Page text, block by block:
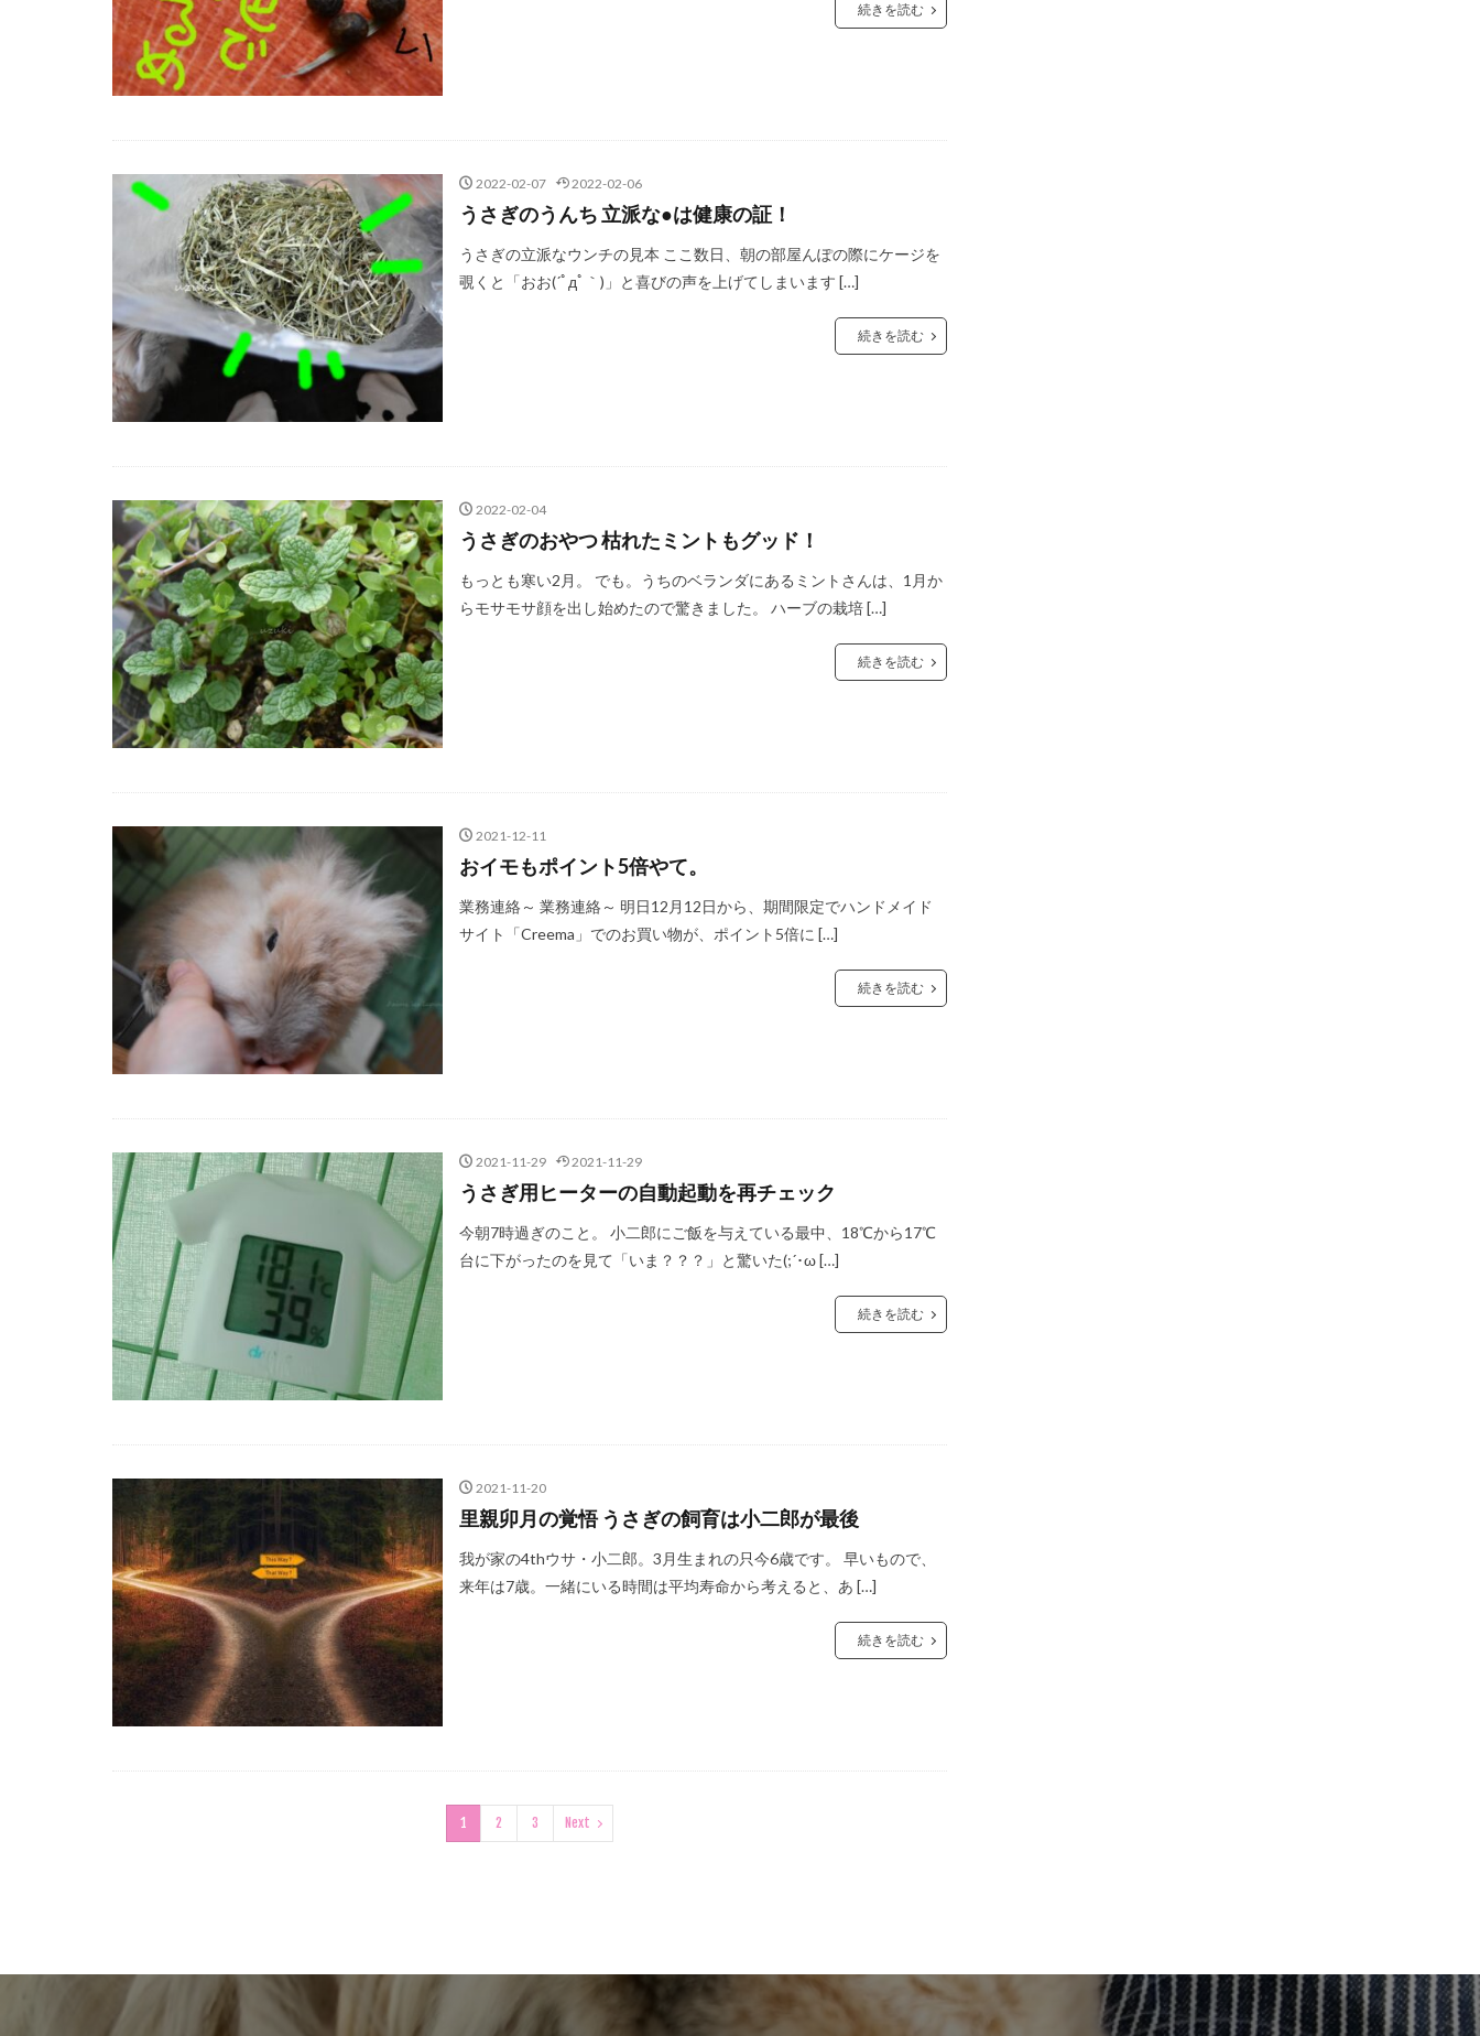
続きを読む
2022-02-07 2022-02-06
うさぎのうんち 立派な●は健康の証！
うさぎの立派なウンチの見本 ここ数日、朝の部屋んぽの際にケージを
覗くと「おお(´ﾟдﾟ｀)」と喜びの声を上げてしまいます […]
続きを読む
2022-02-04
うさぎのおやつ 枯れたミントもグッド！
もっとも寒い2月。 でも。うちのベランダにあるミントさんは、1月か
らモサモサ顔を出し始めたので驚きました。 ハーブの栽培 […]
続きを読む
2021-12-11
おイモもポイント5倍やて。
業務連絡～ 業務連絡～ 明日12月12日から、期間限定でハンドメイド
サイト「Creema」でのお買い物が、ポイント5倍に […]
続きを読む
2021-11-29 2021-11-29
うさぎ用ヒーターの自動起動を再チェック
今朝7時過ぎのこと。 小二郎にご飯を与えている最中、18℃から17℃
台に下がったのを見て「いま？？？」と驚いた(;´･ω […]
続きを読む
2021-11-20
里親卯月の覚悟 うさぎの飼育は小二郎が最後
我が家の4thウサ・小二郎。3月生まれの只今6歳です。 早いもので、
来年は7歳。一緒にいる時間は平均寿命から考えると、あ […]
続きを読む
1 2 3 Next